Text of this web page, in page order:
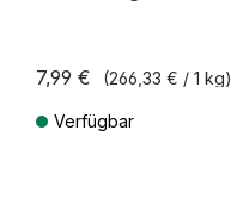
7,99 € (266,33 € / 1 kg)
Verfügbar